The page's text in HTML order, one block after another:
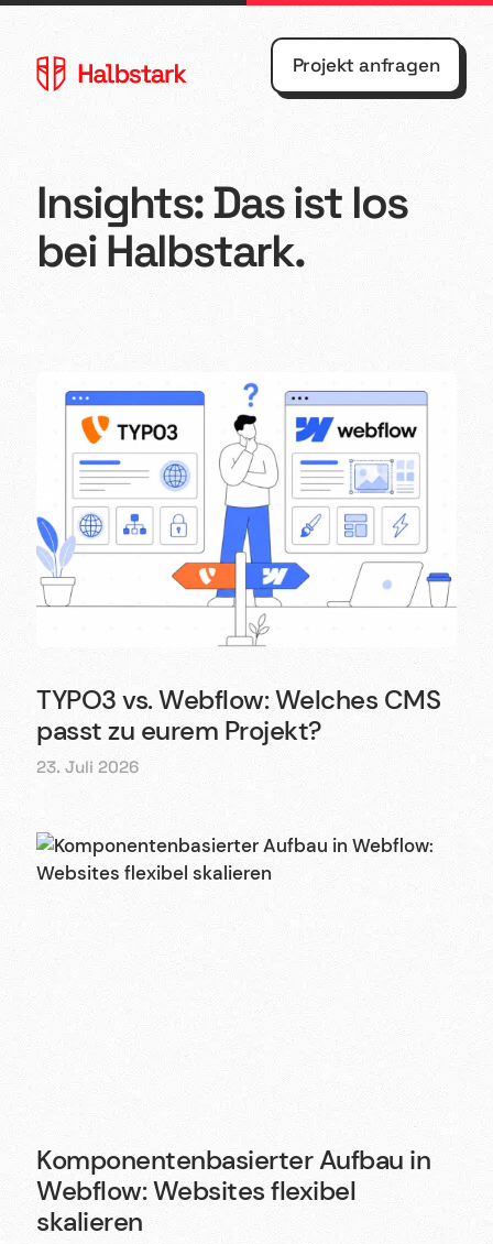
Agentur
Kontakt
Blog
Webflow
Webdesign
Shopify
UX/UI
Design
English
Wir sind Halbstark, die Agentur für Webdesign,
Shopify und Webflow.
©2017-2026 · Made with Love in Stuttgart
Projekt anfragen
Insights: Das ist los
bei Halbstark.
TYPO3 vs. Webflow: Welches CMS
passt zu eurem Projekt?
23. Juli 2026
Komponenten­basierter Aufbau in
Webflow: Websites flexibel
skalieren